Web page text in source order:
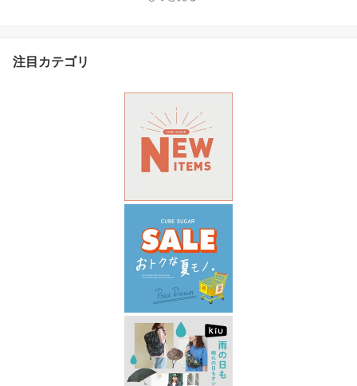
しいパンツ 薄手 ウエス
注目カテゴリ